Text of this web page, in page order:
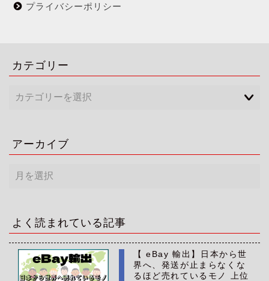
プライバシーポリシー
カテゴリー
アーカイブ
ー
ブ
よく読まれている記事
【 eBay 輸出】日本から世
界へ、発送が止まらなくな
るほど売れているモノ 上位